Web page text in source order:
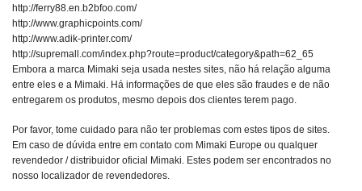
http://ferry88.en.b2bfoo.com/
http://www.graphicpoints.com/
http://www.adik-printer.com/
http://supremall.com/index.php?route=product/category&path=62_65
Embora a marca Mimaki seja usada nestes sites, não há relação alguma
entre eles e a Mimaki. Há informações de que eles são fraudes e de não
entregarem os produtos, mesmo depois dos clientes terem pago.
Por favor, tome cuidado para não ter problemas com estes tipos de sites.
Em caso de dúvida entre em contato com Mimaki Europe ou qualquer
revendedor / distribuidor oficial Mimaki. Estes podem ser encontrados no
nosso localizador de revendedores.